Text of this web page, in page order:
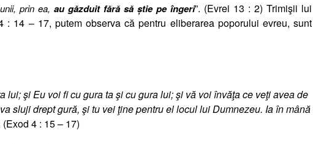
prin ea,au găzduit fără să ştie pe îngeri”. (Evrei 13 : 2) Trimişii lui
14 – 17, putem observa că pentru eliberarea poporului evreu, sunt
lui; şi Eu voi fi cu gura ta şi cu gura lui; şi vă voi învăţa ce veţi avea de
sluji drept gură, şi tu vei ţine pentru el locul lui Dumnezeu. Ia în mână
(Exod 4 : 15 – 17)